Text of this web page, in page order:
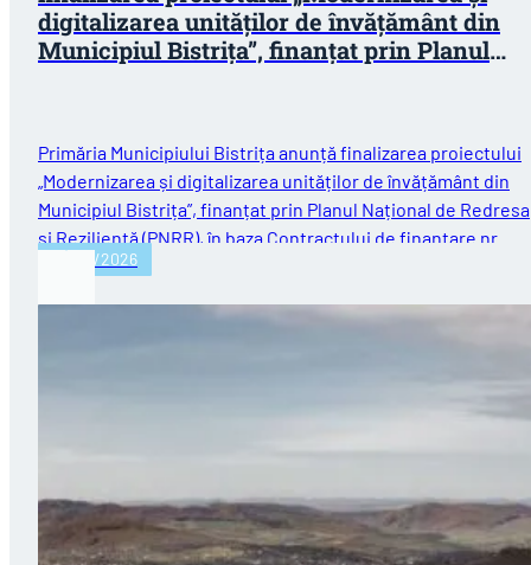
digitalizarea unităților de învățământ din
Municipiul Bistrița”, finanțat prin Planul
Primăria Municipiului Bistrița anunță finalizarea proiectului
„Modernizarea și digitalizarea unităților de învățământ din
Municipiul Bistrița”, finanțat prin Planul Național de
și Reziliență (PNRR), în baza Contractului de finanțare nr.…
30/07/2026